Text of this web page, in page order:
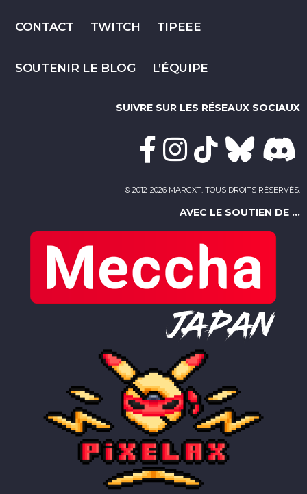
CONTACT TWITCH TIPEEE
SOUTENIR LE BLOG L’ÉQUIPE
SUIVRE SUR LES RÉSEAUX SOCIAUX
© 2012-2026 MARGXT. TOUS DROITS RÉSERVÉS.
AVEC LE SOUTIEN DE ...